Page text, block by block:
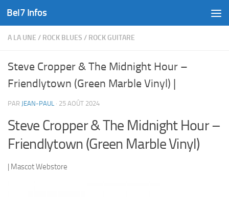
Skip to content
Bel7 Infos
A LA UNE / ROCK BLUES / ROCK GUITARE
Steve Cropper & The Midnight Hour –
Friendlytown (Green Marble Vinyl) |
PAR JEAN-PAUL · 25 AOÛT 2024
Steve Cropper & The Midnight Hour –
Friendlytown (Green Marble Vinyl)
| Mascot Webstore